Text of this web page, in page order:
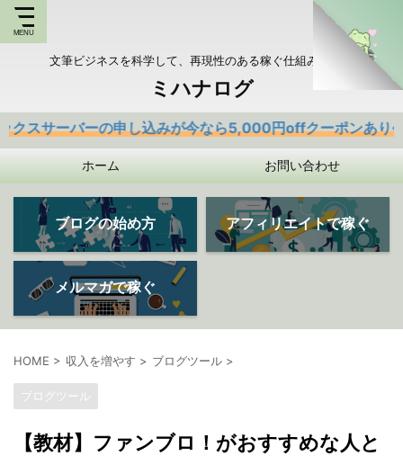
文筆ビジネスを科学して、再現性のある稼ぐ仕組みを持つ
ミハナログ
ーの申し込みが今なら5,000円offクーポンあり
ホーム お問い合わせ
ブログの始め方 アフィリエイトで稼ぐ
メルマガで稼ぐ
HOME > 収入を増やす > ブログツール >
ブログツール
【教材】ファンブロ！がおすすめな人と